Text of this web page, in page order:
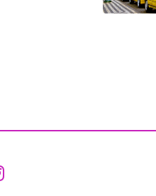
ao Facebook
Aceder ao